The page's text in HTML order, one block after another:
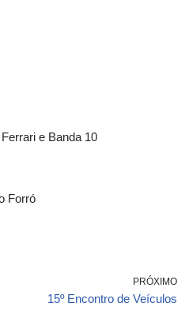
e Banda 10
Forró
PRÓXIMO
15º Encontro de Veículos